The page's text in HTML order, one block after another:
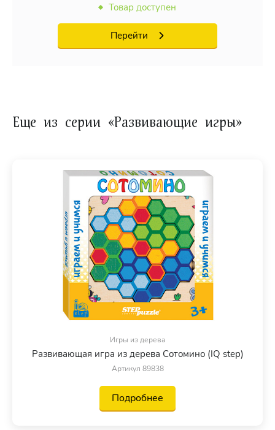
Товар доступен
Перейти
Еще из серии «Развивающие игры»
Игры из дерева
Развивающая игра из дерева Сотомино (IQ step)
Артикул 89838
Подробнее